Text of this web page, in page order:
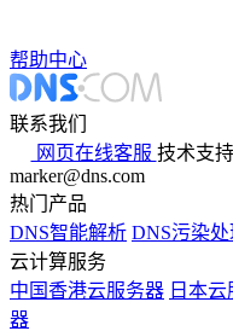
帮助中心
联系我们
网页在线客服 技术支
marker@dns.com
热门产品
DNS智能解析 DNS污染处
云计算服务
中国香港云服务器 日本
器